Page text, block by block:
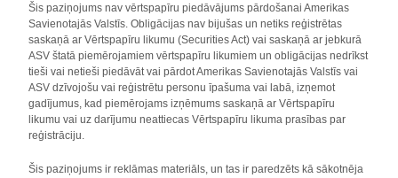
Šis paziņojums nav vērtspapīru piedāvājums pārdošanai Amerikas
Savienotajās Valstīs. Obligācijas nav bijušas un netiks reģistrētas
saskaņā ar Vērtspapīru likumu (Securities Act) vai saskaņā ar jebkurā
ASV štatā piemērojamiem vērtspapīru likumiem un obligācijas nedrīkst
tieši vai netieši piedāvāt vai pārdot Amerikas Savienotajās Valstīs vai
ASV dzīvojošu vai reģistrētu personu īpašuma vai labā, izņemot
gadījumus, kad piemērojams izņēmums saskaņā ar Vērtspapīru
likumu vai uz darījumu neattiecas Vērtspapīru likuma prasības par
reģistrāciju.
Šis paziņojums ir reklāmas materiāls, un tas ir paredzēts kā sākotnēja